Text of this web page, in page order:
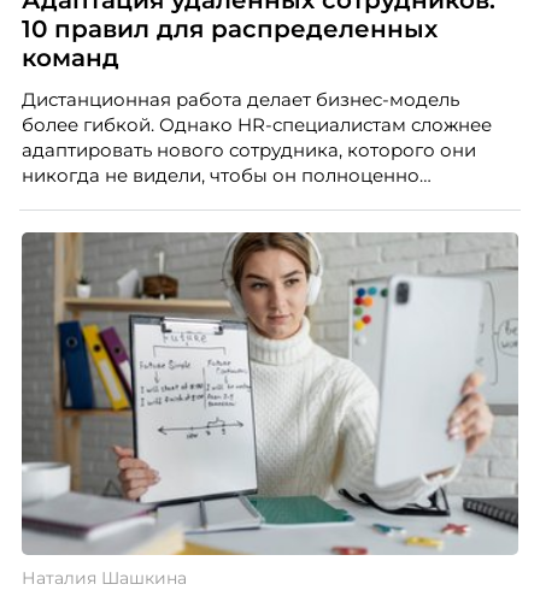
10 правил для распределенных
команд
Дистанционная работа делает бизнес-модель
более гибкой. Однако HR-специалистам сложнее
адаптировать нового сотрудника, которого они
никогда не видели, чтобы он полноценно
Наталия Шашкина